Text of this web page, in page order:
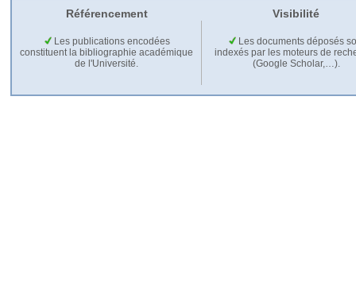
Référencement Visibilité
Les publications encodées
constituent la bibliographie académique
de l'Université.
Les documents déposés
indexés par les moteurs de
(Google Scholar,…).